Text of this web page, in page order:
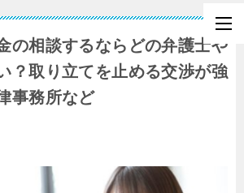
の相談するならどの弁護士や
？取り立てを止める交渉が強
事務所など